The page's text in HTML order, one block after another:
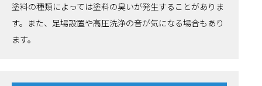
塗料の種類によっては塗料の臭いが発生することがありま
す。また、足場設置や高圧洗浄の音が気になる場合もあり
ます。